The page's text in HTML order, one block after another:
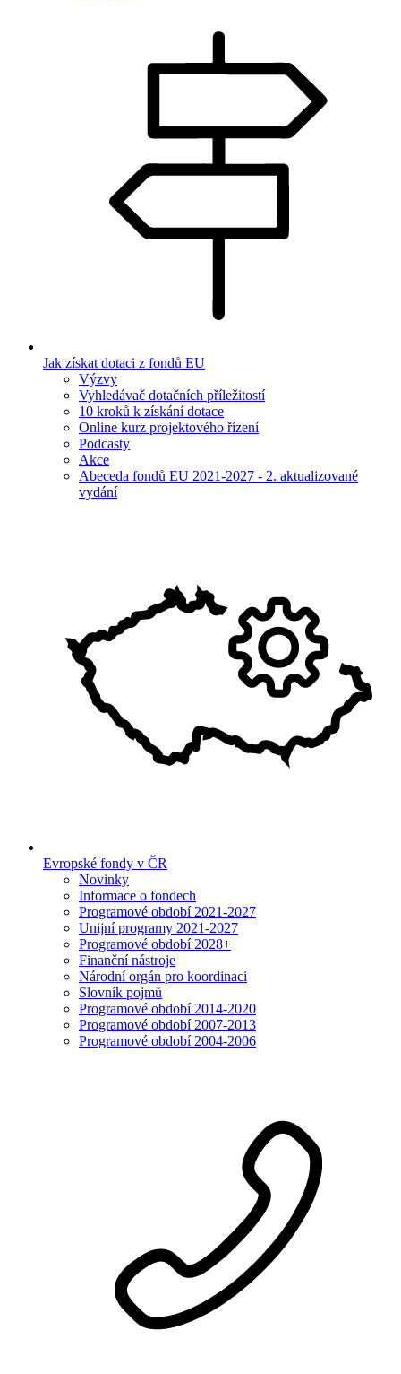
Jak získat dotaci z fondů EU
Výzvy
Vyhledávač dotačních příležitostí
10 kroků k získání dotace
Online kurz projektového řízení
Podcasty
Akce
Abeceda fondů EU 2021-2027 - 2. aktualizované
vydání
Evropské fondy v ČR
Novinky
Informace o fondech
Programové období 2021-2027
Unijní programy 2021-2027
Programové období 2028+
Finanční nástroje
Národní orgán pro koordinaci
Slovník pojmů
Programové období 2014-2020
Programové období 2007-2013
Programové období 2004-2006